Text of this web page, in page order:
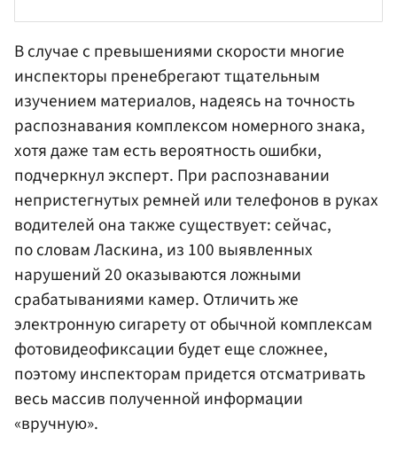
В случае с превышениями скорости многие
инспекторы пренебрегают тщательным
изучением материалов, надеясь на точность
распознавания комплексом номерного знака,
хотя даже там есть вероятность ошибки,
подчеркнул эксперт. При распознавании
непристегнутых ремней или телефонов в руках
водителей она также существует: сейчас,
по словам Ласкина, из 100 выявленных
нарушений 20 оказываются ложными
срабатываниями камер. Отличить же
электронную сигарету от обычной комплексам
фотовидеофиксации будет еще сложнее,
поэтому инспекторам придется отсматривать
весь массив полученной информации
«вручную».